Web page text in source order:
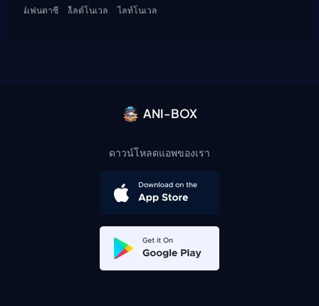
แฟนตาซี
ไลต์โนเวล ไลท์โนเวล
ANI-BOX
ดาวน์โหลดแอพของเรา